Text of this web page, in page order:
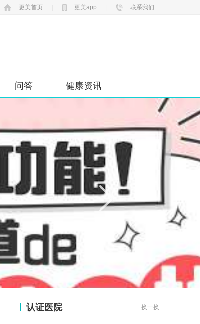
更美首页 更美app 联系我们
问答 健康资讯
认证医院 换一换